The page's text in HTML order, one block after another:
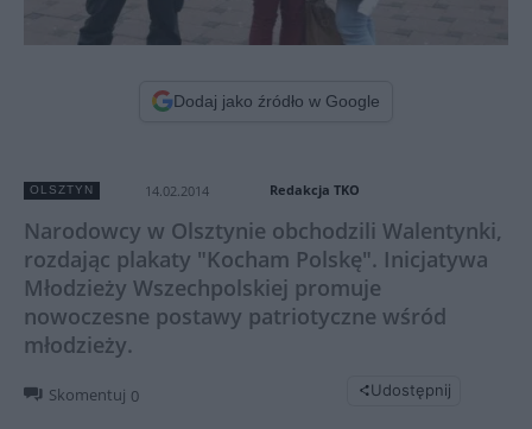
Dodaj jako źródło w Google
OLSZTYN 14.02.2014 Redakcja TKO
Narodowcy w Olsztynie obchodzili Walentynki,
rozdając plakaty "Kocham Polskę". Inicjatywa
Młodzieży Wszechpolskiej promuje
nowoczesne postawy patriotyczne wśród
młodzieży.
Skomentuj 0 Udostępnij